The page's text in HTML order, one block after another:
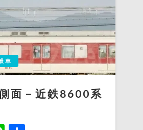
車
面－近鉄8600系